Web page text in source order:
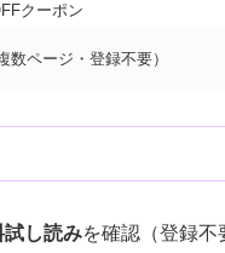
クーポン
数ページ・登録不要）
試し読みを確認（登録不